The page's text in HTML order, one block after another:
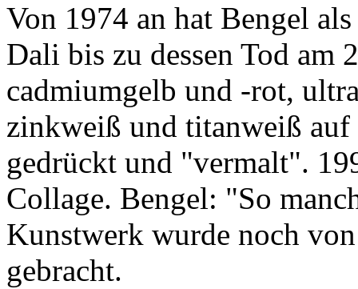
Von 1974 an hat Bengel
Dali bis zu dessen Tod am
cadmiumgelb und -rot,
zinkweiß und titanweiß
gedrückt und "vermalt".
Collage. Bengel: "So
Kunstwerk wurde noch
gebracht.